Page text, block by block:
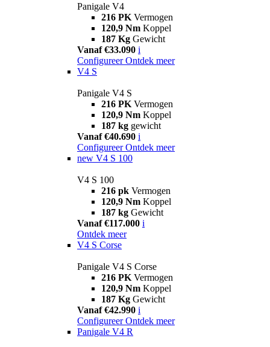
Panigale V4
216 PK Vermogen
120,9 Nm Koppel
187 Kg Gewicht
Vanaf €33.090 i
Configureer Ontdek meer
V4 S
Panigale V4 S
216 PK Vermogen
120,9 Nm Koppel
187 kg gewicht
Vanaf €40.690 i
Configureer Ontdek meer
new V4 S 100
V4 S 100
216 pk Vermogen
120,9 Nm Koppel
187 kg Gewicht
Vanaf €117.000 i
Ontdek meer
V4 S Corse
Panigale V4 S Corse
216 PK Vermogen
120,9 Nm Koppel
187 Kg Gewicht
Vanaf €42.990 i
Configureer Ontdek meer
Panigale V4 R